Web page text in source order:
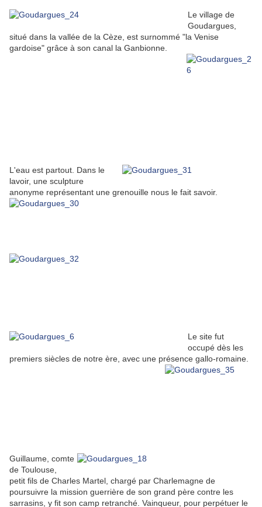
Le village de
Goudargues,
situé dans la vallée de la Cèze, est surnommé "la Venise
gardoise" grâce à son canal la Ganbionne.
L'eau est partout. Dans le
lavoir, une sculpture
anonyme représentant une grenouille nous le fait savoir.
Le site fut
occupé dès les
premiers siècles de notre ère, avec une présence gallo-romaine.
Guillaume, comte
de Toulouse,
petit fils de Charles Martel, chargé par Charlemagne de
poursuivre la mission guerrière de son grand père contre les
sarrasins, y fit son camp retranché. Vainqueur, pour perpétuer le